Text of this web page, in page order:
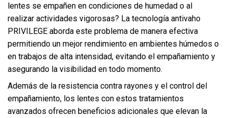
lentes se empañen en condiciones de humedad o al
realizar actividades vigorosas? La tecnología antivaho
PRIVILEGE aborda este problema de manera efectiva
permitiendo un mejor rendimiento en ambientes húmedos o
en trabajos de alta intensidad, evitando el empañamiento y
asegurando la visibilidad en todo momento.
Además de la resistencia contra rayones y el control del
empañamiento, los lentes con estos tratamientos
avanzados ofrecen beneficios adicionales que elevan la